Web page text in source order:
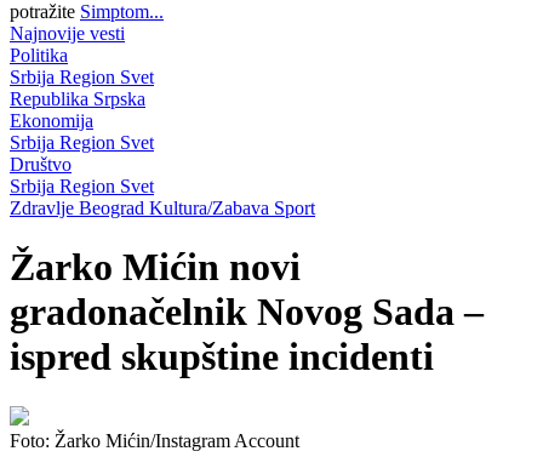
potražite Simptom...
Najnovije vesti
Politika
Srbija Region Svet
Republika Srpska
Ekonomija
Srbija Region Svet
Društvo
Srbija Region Svet
Zdravlje Beograd Kultura/Zabava Sport
Žarko Mićin novi
gradonačelnik Novog Sada –
ispred skupštine incidenti
Foto: Žarko Mićin/Instagram Account